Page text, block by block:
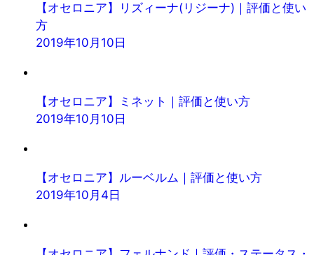
【オセロニア】リズィーナ(リジーナ)｜評価と使い
方
2019年10月10日
【オセロニア】ミネット｜評価と使い方
2019年10月10日
【オセロニア】ルーベルム｜評価と使い方
2019年10月4日